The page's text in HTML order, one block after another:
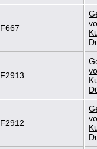
F667
F2913
F2912